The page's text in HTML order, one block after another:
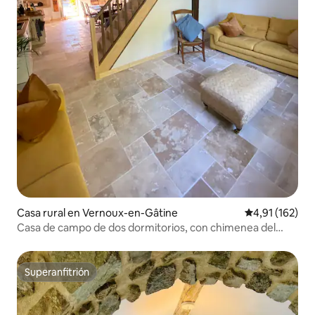
Casa rural en Vernoux-en-Gâtine Calificación
4,91 (162)
Casa de campo de dos dormitorios, con chimenea del
Superanfitrión
Superanfitrión